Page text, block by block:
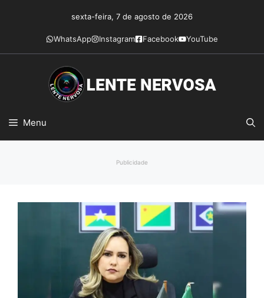
conteúdo
sexta-feira, 7 de agosto de 2026
WhatsApp Instagram Facebook YouTube
Menu
Publicidade